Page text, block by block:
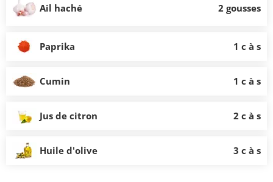
Ail haché 2 gousses
Paprika 1 c à s
Cumin 1 c à s
Jus de citron 2 c à s
Huile d'olive 3 c à s